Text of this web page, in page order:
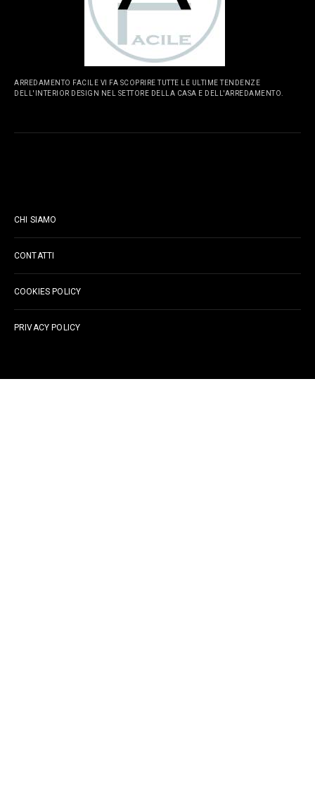
ARREDAMENTO FACILE VI FA SCOPRIRE TUTTE LE ULTIME TENDENZE
DELL'INTERIOR DESIGN NEL SETTORE DELLA CASA E DELL'ARREDAMENTO.
CHI SIAMO
CONTATTI
COOKIES POLICY
PRIVACY POLICY